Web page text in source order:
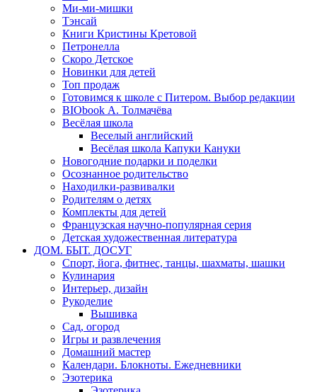
Ми-ми-мишки
Тэнсай
Книги Кристины Кретовой
Петронелла
Скоро Детское
Новинки для детей
Топ продаж
Готовимся к школе с Питером. Выбор редакции
BIObook А. Толмачёва
Весёлая школа
Веселый английский
Весёлая школа Капуки Кануки
Новогодние подарки и поделки
Осознанное родительство
Находилки-развивалки
Родителям о детях
Комплекты для детей
Французская научно-популярная серия
Детская художественная литература
ДОМ. БЫТ. ДОСУГ
Спорт, йога, фитнес, танцы, шахматы, шашки
Кулинария
Интерьер, дизайн
Рукоделие
Вышивка
Сад, огород
Игры и развлечения
Домашний мастер
Календари. Блокноты. Ежедневники
Эзотерика